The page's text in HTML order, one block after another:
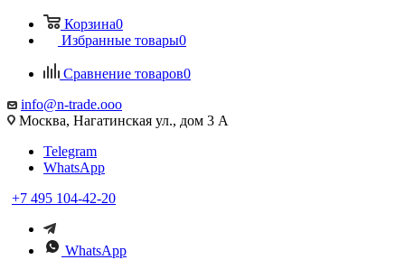
Корзина0
Избранные товары0
Сравнение товаров0
info@n-trade.ooo
Москва, Нагатинская ул., дом 3 А
Telegram
WhatsApp
+7 495 104-42-20
WhatsApp